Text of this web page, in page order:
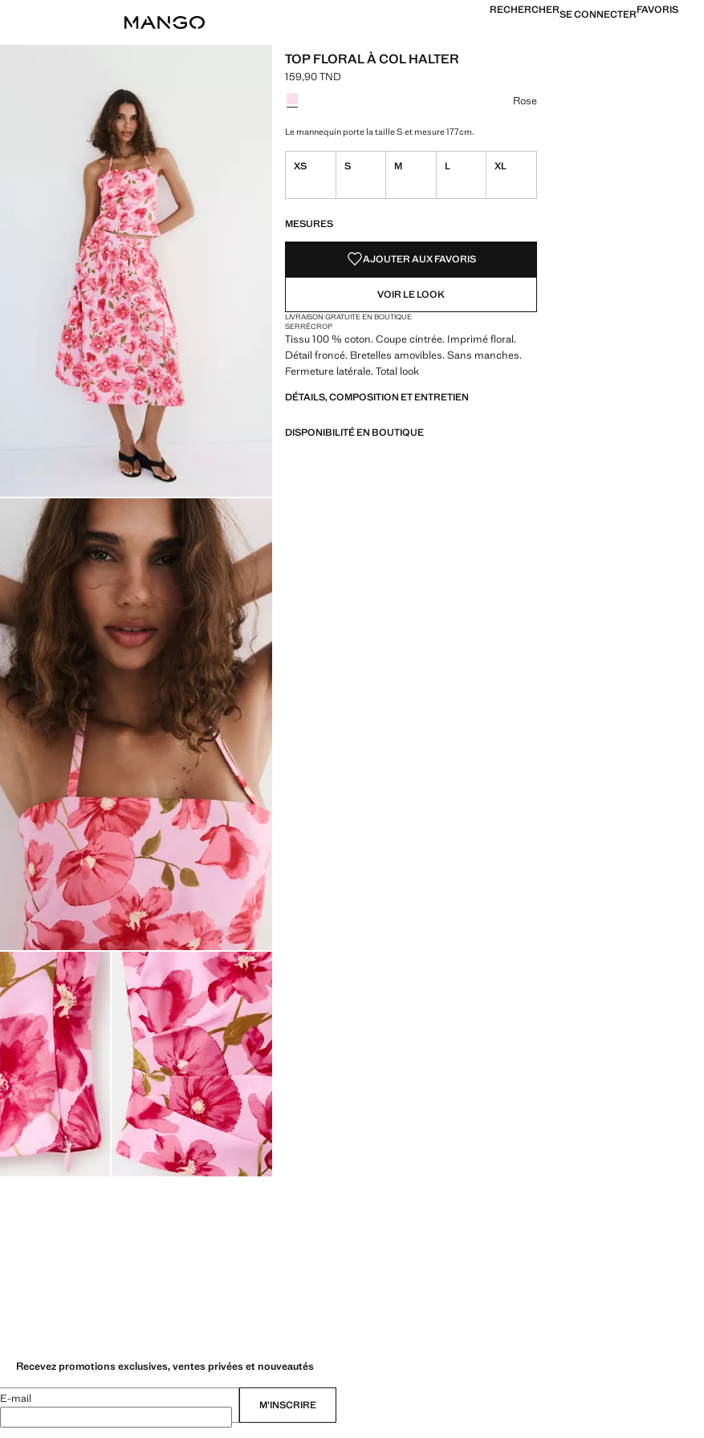
RECHERCHERSE CONNECTERFAVORIS
TOP FLORAL À COL HALTER
Prix actuel [159,90 TND ]
159,90 TND
Choisissez une couleur
Rose
Le mannequin porte la taille S et mesure 177cm.
XS S M L XL
MESURES
AJOUTER AUX FAVORIS
VOIR LE LOOK
LIVRAISON GRATUITE EN BOUTIQUE
SERRÉCROP
Tissu 100 % coton. Coupe cintrée. Imprimé floral.
Détail froncé. Bretelles amovibles. Sans manches.
Fermeture latérale. Total look
DÉTAILS, COMPOSITION ET ENTRETIEN
DISPONIBILITÉ EN BOUTIQUE
Recevez promotions exclusives, ventes privées et nouveautés
E-mail M’INSCRIRE